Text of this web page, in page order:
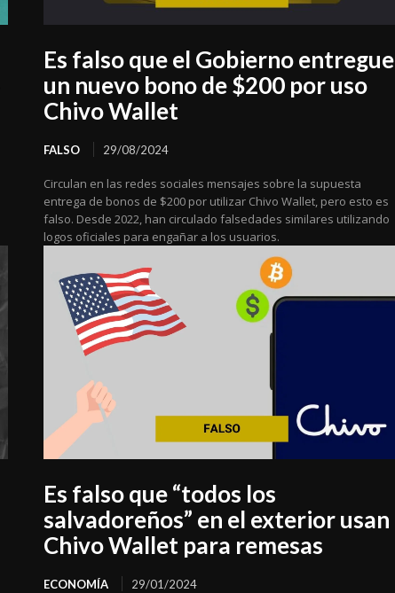
Es falso que el Gobierno entregue
un nuevo bono de $200 por uso
Chivo Wallet
FALSO 29/08/2024
Circulan en las redes sociales mensajes sobre la supuesta
entrega de bonos de $200 por utilizar Chivo Wallet, pero esto es
falso. Desde 2022, han circulado falsedades similares utilizando
logos oficiales para engañar a los usuarios.
Es falso que “todos los
salvadoreños” en el exterior usan
Chivo Wallet para remesas
ECONOMÍA 29/01/2024